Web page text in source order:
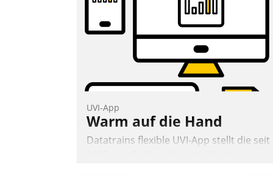
UVI-App
Warm auf die Hand
Datatrains flexible UVI-App stellt die seit